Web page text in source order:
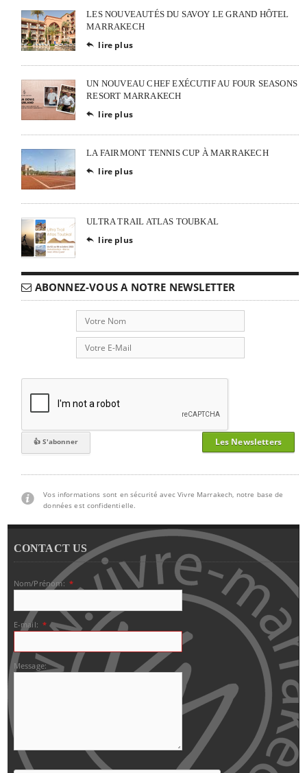
LES NOUVEAUTÉS DU SAVOY LE GRAND HÔTEL
MARRAKECH
 lire plus
UN NOUVEAU CHEF EXÉCUTIF AU FOUR SEASONS
RESORT MARRAKECH
 lire plus
LA FAIRMONT TENNIS CUP À MARRAKECH
 lire plus
ULTRA TRAIL ATLAS TOUBKAL
 lire plus
ABONNEZ-VOUS A NOTRE NEWSLETTER
Les Newsletters
Vos informations sont en sécurité avec Vivre Marrakech, notre base de
données est confidentielle.
CONTACT US
Nom/Prénom: *
E-mail: *
Message: